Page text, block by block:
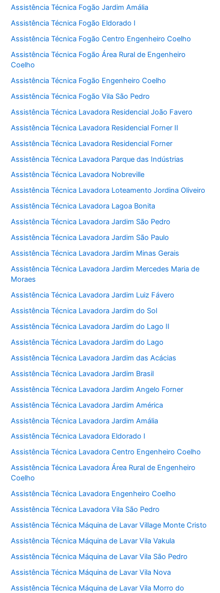
Assistência Técnica Fogão Jardim Amália
Assistência Técnica Fogão Eldorado I
Assistência Técnica Fogão Centro Engenheiro Coelho
Assistência Técnica Fogão Área Rural de Engenheiro
Coelho
Assistência Técnica Fogão Engenheiro Coelho
Assistência Técnica Fogão Vila São Pedro
Assistência Técnica Lavadora Residencial João Favero
Assistência Técnica Lavadora Residencial Forner II
Assistência Técnica Lavadora Residencial Forner
Assistência Técnica Lavadora Parque das Indústrias
Assistência Técnica Lavadora Nobreville
Assistência Técnica Lavadora Loteamento Jordina Oliveiro
Assistência Técnica Lavadora Lagoa Bonita
Assistência Técnica Lavadora Jardim São Pedro
Assistência Técnica Lavadora Jardim São Paulo
Assistência Técnica Lavadora Jardim Minas Gerais
Assistência Técnica Lavadora Jardim Mercedes Maria de
Moraes
Assistência Técnica Lavadora Jardim Luiz Fávero
Assistência Técnica Lavadora Jardim do Sol
Assistência Técnica Lavadora Jardim do Lago II
Assistência Técnica Lavadora Jardim do Lago
Assistência Técnica Lavadora Jardim das Acácias
Assistência Técnica Lavadora Jardim Brasil
Assistência Técnica Lavadora Jardim Angelo Forner
Assistência Técnica Lavadora Jardim América
Assistência Técnica Lavadora Jardim Amália
Assistência Técnica Lavadora Eldorado I
Assistência Técnica Lavadora Centro Engenheiro Coelho
Assistência Técnica Lavadora Área Rural de Engenheiro
Coelho
Assistência Técnica Lavadora Engenheiro Coelho
Assistência Técnica Lavadora Vila São Pedro
Assistência Técnica Máquina de Lavar Village Monte Cristo
Assistência Técnica Máquina de Lavar Vila Vakula
Assistência Técnica Máquina de Lavar Vila São Pedro
Assistência Técnica Máquina de Lavar Vila Nova
Assistência Técnica Máquina de Lavar Vila Morro do